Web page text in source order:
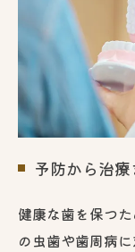
予防から治
健康な歯を保つ
の虫歯や歯周病